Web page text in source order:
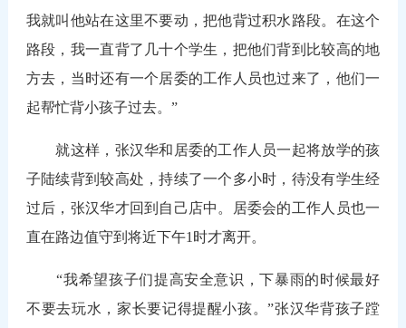
我就叫他站在这里不要动，把他背过积水路段。在这个
路段，我一直背了几十个学生，把他们背到比较高的地
方去，当时还有一个居委的工作人员也过来了，他们一
起帮忙背小孩子过去。”
就这样，张汉华和居委的工作人员一起将放学的孩
子陆续背到较高处，持续了一个多小时，待没有学生经
过后，张汉华才回到自己店中。居委会的工作人员也一
直在路边值守到将近下午1时才离开。
“我希望孩子们提高安全意识，下暴雨的时候最好
不要去玩水，家长要记得提醒小孩。”张汉华背孩子蹚